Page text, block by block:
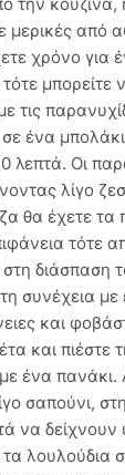
μερικές από
χρόνο για
μπορείτε
τις
ένα
λεπτά. Οι
λίγο
θα έχετε τα
τότε
διάσπαση
συνέχεια
και
και πιέστε
ένα πανάκι.
σαπούνι,
να δείχνουν
τα λουλούδια